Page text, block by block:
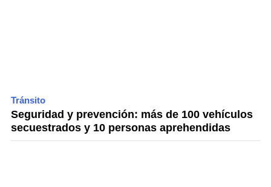
Tránsito
Seguridad y prevención: más de 100 vehículos
secuestrados y 10 personas aprehendidas